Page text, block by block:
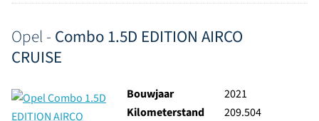
Opel - Combo 1.5D EDITION AIRCO
CRUISE
Bouwjaar
2021
Kilometerstand
209.504